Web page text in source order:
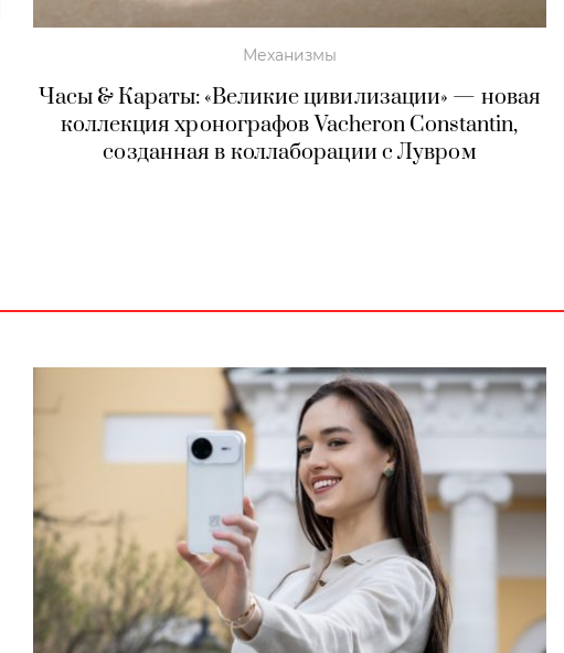
Механизмы
Часы & Караты: «Великие цивилизации» — новая
коллекция хронографов Vacheron Constantin,
созданная в коллаборации с Лувром